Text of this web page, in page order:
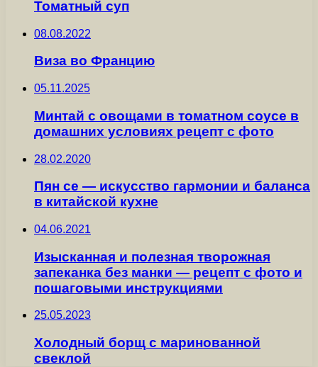
Томатный суп
08.08.2022
Виза во Францию
05.11.2025
Минтай с овощами в томатном соусе в
домашних условиях рецепт с фото
28.02.2020
Пян се — искусство гармонии и баланса
в китайской кухне
04.06.2021
Изысканная и полезная творожная
запеканка без манки — рецепт с фото и
пошаговыми инструкциями
25.05.2023
Холодный борщ с маринованной
свеклой